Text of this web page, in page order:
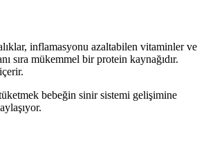
inflamasyonu azaltabilen vitaminler ve
sıra mükemmel bir protein kaynağıdır.
bebeğin sinir sistemi gelişimine